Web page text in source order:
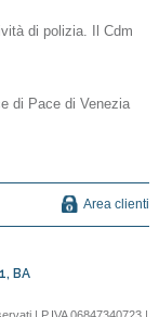
di polizia. Il Cdm
di Pace di Venezia
Area clienti
, BA